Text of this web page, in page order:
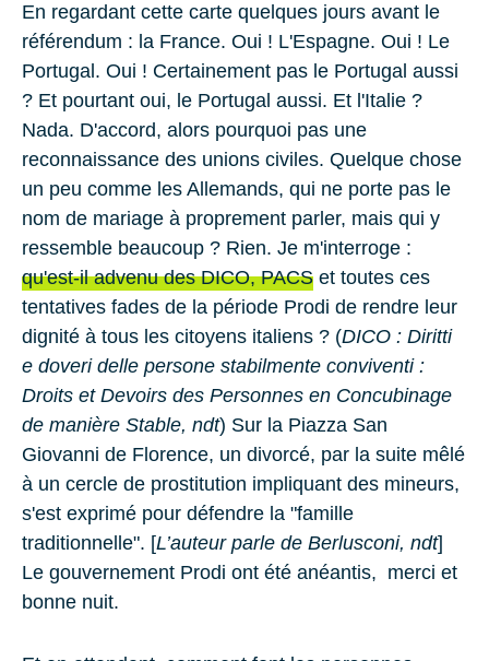
En regardant cette carte quelques jours avant le
référendum : la France. Oui ! L'Espagne. Oui ! Le
Portugal. Oui ! Certainement pas le Portugal aussi
? Et pourtant oui, le Portugal aussi. Et l'Italie ?
Nada. D'accord, alors pourquoi pas une
reconnaissance des unions civiles. Quelque chose
un peu comme les Allemands, qui ne porte pas le
nom de mariage à proprement parler, mais qui y
ressemble beaucoup ? Rien. Je m'interroge :
qu'est-il advenu des DICO, PACS et toutes ces
tentatives fades de la période Prodi de rendre leur
dignité à tous les citoyens italiens ? (DICO : Diritti
e doveri delle persone stabilmente conviventi :
Droits et Devoirs des Personnes en Concubinage
de manière Stable, ndt) Sur la Piazza San
Giovanni de Florence, un divorcé, par la suite mêlé
à un cercle de prostitution impliquant des mineurs,
s'est exprimé pour défendre la "famille
traditionnelle". [L’auteur parle de Berlusconi, ndt]
Le gouvernement Prodi ont été anéantis, merci et
bonne nuit.